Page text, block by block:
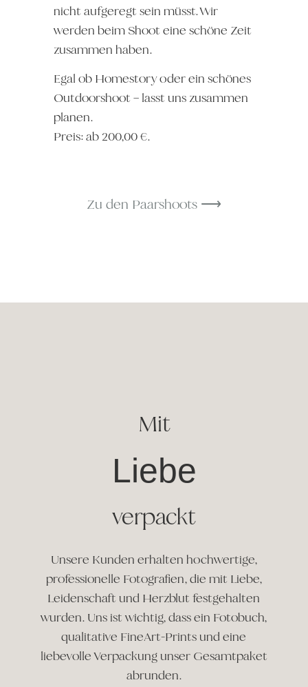
nicht aufgeregt sein müsst. Wir
werden beim Shoot eine schöne Zeit
zusammen haben.
Egal ob Homestory oder ein schönes
Outdoorshoot – lasst uns zusammen
planen.
Preis: ab 200,00 €.
Zu den Paarshoots ⟶
Mit
Liebe
verpackt
Unsere Kunden erhalten hochwertige,
professionelle Fotografien, die mit Liebe,
Leidenschaft und Herzblut festgehalten
wurden. Uns ist wichtig, dass ein Fotobuch,
qualitative FineArt-Prints und eine
liebevolle Verpackung unser Gesamtpaket
abrunden.